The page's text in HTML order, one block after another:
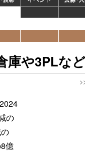
庫や3PLな
の
億